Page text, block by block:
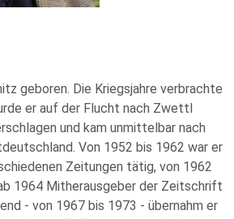
geboren. Die Kriegsjahre verbrachte
er auf der Flucht nach Zwettl
und kam unmittelbar nach
Von 1952 bis 1962 war er
Zeitungen tätig, von 1962
1964 Mitherausgeber der Zeitschrift
- von 1967 bis 1973 - übernahm er